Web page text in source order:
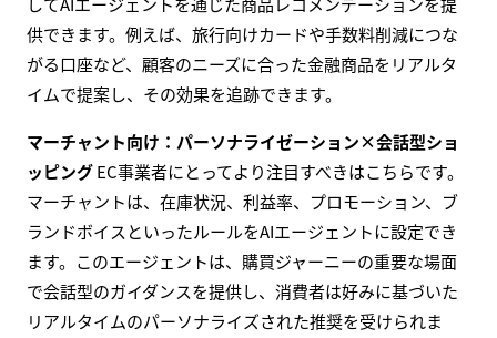
供できます。例えば、旅行向けカードや手数料削減につな
がる口座など、顧客のニーズに合った金融商品をリアルタ
イムで提案し、その効果を追跡できます。
マーチャント向け：パーソナライゼーション×会話型ショ
ッピングEC事業者にとってより注目すべきはこちらです。
マーチャントは、在庫状況、利益率、プロモーション、ブ
ランドボイスといったルールをAIエージェントに設定でき
ます。このエージェントは、購買ジャーニーの重要な場面
で会話型のガイダンスを提供し、消費者は好みに基づいた
リアルタイムのパーソナライズされた推奨を受けられま